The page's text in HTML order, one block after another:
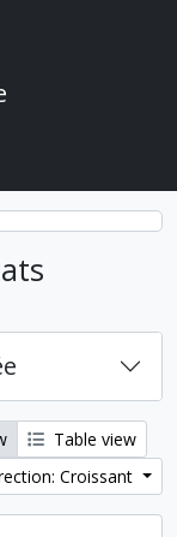
Table view
Croissant